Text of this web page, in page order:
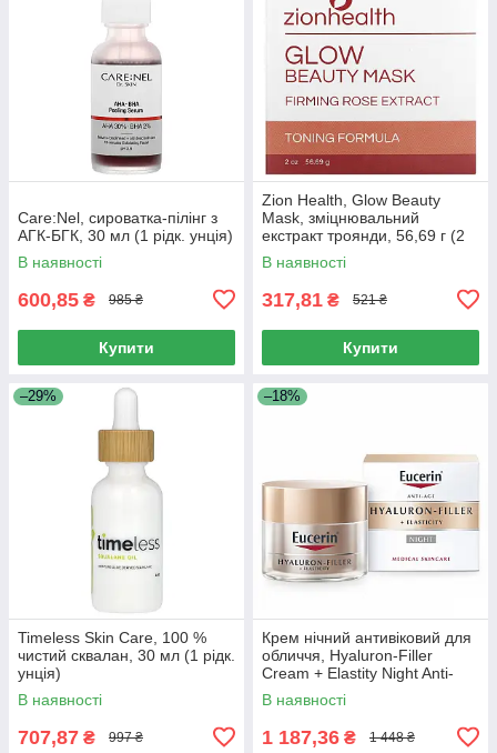
Care:Nel, сироватка-пілінг з
АГК-БГК, 30 мл (1 рідк. унція)
В наявності
600,85 ₴ 985 ₴
Купити
Zion Health, Glow Beauty
Mask, зміцнювальний
екстракт троянди, 56,69 г (2
унції)
В наявності
317,81 ₴ 521 ₴
Купити
–29%
Timeless Skin Care, 100 %
чистий сквалан, 30 мл (1 рідк.
унція)
В наявності
707,87 ₴ 997 ₴
–18%
Крем нічний антивіковий для
обличчя, Hyaluron-Filler
Cream + Elastity Night Anti-
Aging for Face, Eucerin, 50 мл
В наявності
1 187,36 ₴ 1 448 ₴